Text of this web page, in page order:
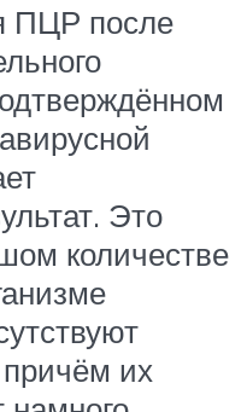
ПЦР после
Это
количестве
их